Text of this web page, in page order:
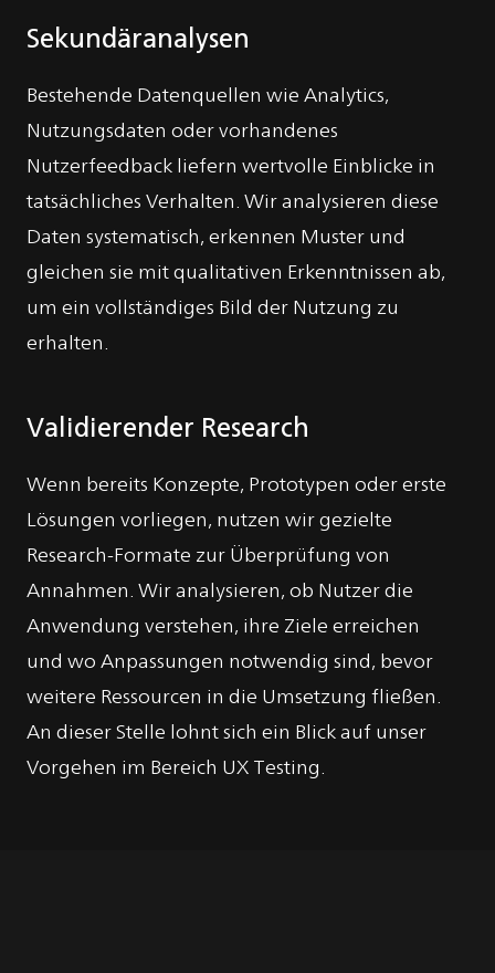
Sekundäranalysen
Bestehende Datenquellen wie Analytics,
Nutzungsdaten oder vorhandenes
Nutzerfeedback liefern wertvolle Einblicke in
tatsächliches Verhalten. Wir analysieren diese
Daten systematisch, erkennen Muster und
gleichen sie mit qualitativen Erkenntnissen ab,
um ein vollständiges Bild der Nutzung zu
erhalten.
Validierender Research
Wenn bereits Konzepte, Prototypen oder erste
Lösungen vorliegen, nutzen wir gezielte
Research-Formate zur Überprüfung von
Annahmen. Wir analysieren, ob Nutzer die
Anwendung verstehen, ihre Ziele erreichen
und wo Anpassungen notwendig sind, bevor
weitere Ressourcen in die Umsetzung fließen.
An dieser Stelle lohnt sich ein Blick auf unser
Vorgehen im Bereich UX Testing.